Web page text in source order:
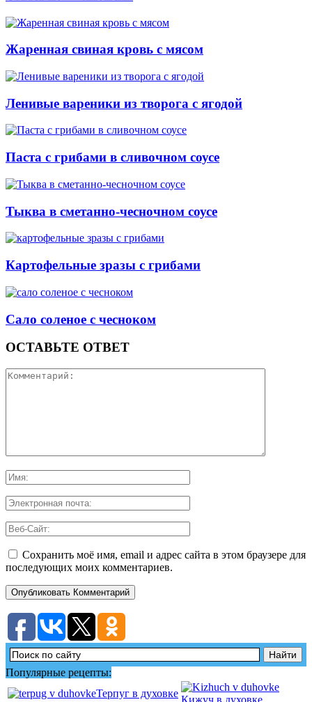
Жаренная свиная кровь с мясом
Ленивые вареники из творога с ягодой
Паста с грибами в сливочном соусе
Тыква в сметанно-чесночном соусе
Картофельные зразы с грибами
Сало соленое с чесноком
ОСТАВЬТЕ ОТВЕТ
Сохранить моё имя, email и адрес сайта в этом браузере для
последующих моих комментариев.
Популярные рецепты:
Терпуг в духовке
Кижуч в духовке